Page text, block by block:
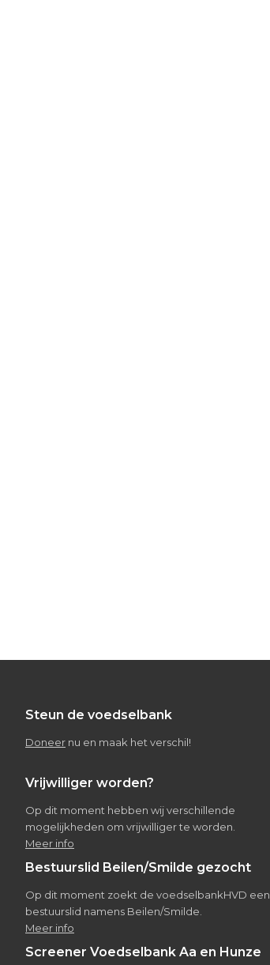
Steun de voedselbank
Doneer nu en maak het verschil!
Vrijwilliger worden?
Op dit moment hebben wij verschillende
mogelijkheden om vrijwilliger te worden.
Meer info
Bestuurslid Beilen/Smilde gezocht
Op dit moment zoekt de voedselbankHVD een
bestuurslid namens Beilen/Smilde.
Meer info
Screener Voedselbank Aa en Hunze